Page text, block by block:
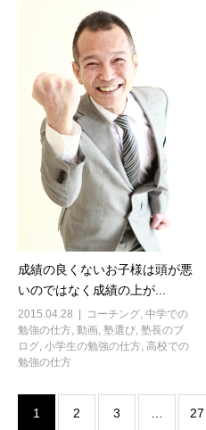
成績の良くないお子様は頭が悪
いのではなく成績の上が...
2015.04.28 コーチング 中学での
勉強の仕方 動画 塾選び 塾長のブ
ログ 小学生の勉強の仕方 高校での
勉強の仕方
1 2 3 27